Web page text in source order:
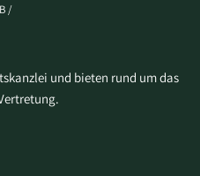
/
und bieten rund um das